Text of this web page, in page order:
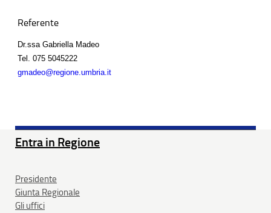
Referente
Dr.ssa Gabriella Madeo
Tel.
075 5045222
gmadeo@regione.umbria.it
Entra in Regione
Presidente
Giunta Regionale
Gli uffici